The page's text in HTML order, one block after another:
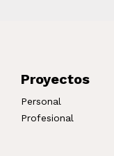
Proyectos
Personal
Profesional